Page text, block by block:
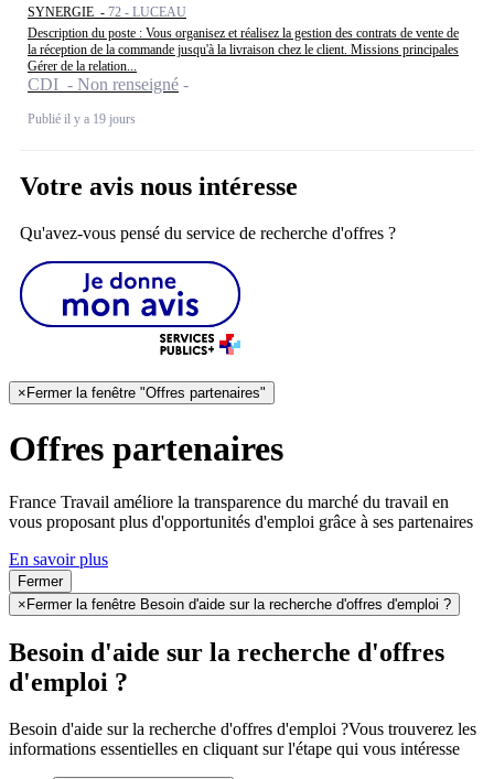
SYNERGIE - 72 - LUCEAU
Description du poste : Vous organisez et réalisez la gestion des contrats de vente de
la réception de la commande jusqu'à la livraison chez le client. Missions principales
Gérer de la relation...
CDI - Non renseigné
Publié il y a 19 jours
Votre avis nous intéresse
Qu'avez-vous pensé du service de recherche d'offres ?
× Fermer la fenêtre "Offres partenaires"
Offres partenaires
France Travail améliore la transparence du marché du travail en
vous proposant plus d'opportunités d'emploi grâce à ses partenaires
En savoir plus
Fermer
× Fermer la fenêtre Besoin d'aide sur la recherche d'offres d'emploi ?
Besoin d'aide sur la recherche d'offres
d'emploi ?
Besoin d'aide sur la recherche d'offres d'emploi ?Vous trouverez les
informations essentielles en cliquant sur l'étape qui vous intéresse